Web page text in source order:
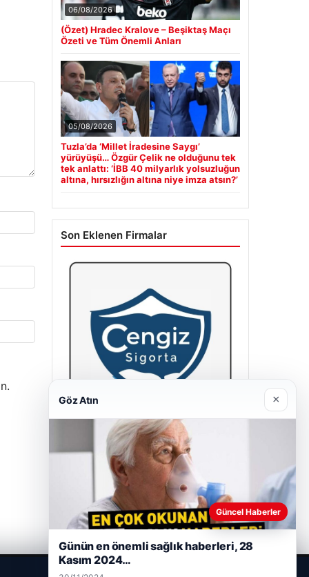
06/08/2026
(Özet) Hradec Kralove – Beşiktaş Maçı
Özeti ve Tüm Önemli Anları
05/08/2026
Tuzla’da ‘Millet İradesine Saygı’
yürüyüşü… Özgür Çelik ne olduğunu tek
tek anlattı: ‘İBB 40 milyarlık yolsuzluğun
altına, hırsızlığın altına niye imza atsın?’
Son Eklenen Firmalar
Hastaş Beton
26/05/2026
Göz Atın ×
Güncel Haberler
Günün en önemli sağlık haberleri, 28
Kasım 2024…